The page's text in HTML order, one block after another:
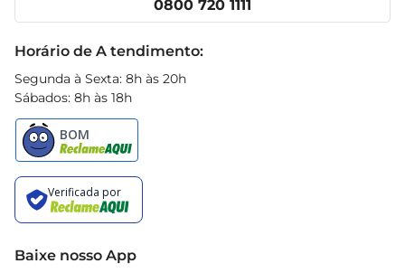
0800 720 1111
Horário de A tendimento:
Segunda à Sexta: 8h às 20h
Sábados: 8h às 18h
Baixe nosso App